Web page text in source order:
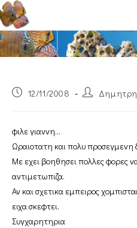
12/11/2008
φιλε γιαννη…
Ωραιοτατη και πολυ προσεγμενη
Με εχει βοηθησει πολλες φορες
αντιμετωπιζα.
Αν και σχετικα εμπειρος
ειχα σκεφτει.
Συγχαρητηρια